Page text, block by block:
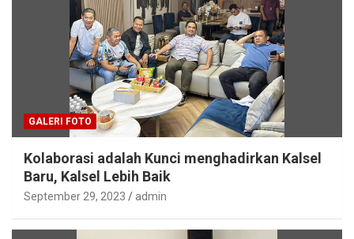
GALERI FOTO
Kolaborasi adalah Kunci menghadirkan Kalsel
Baru, Kalsel Lebih Baik
September 29, 2023 admin